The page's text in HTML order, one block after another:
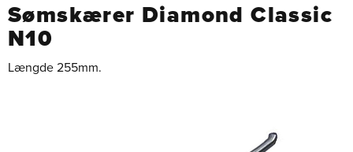
Sømskærer Diamond Classic
N10
Længde 255mm.